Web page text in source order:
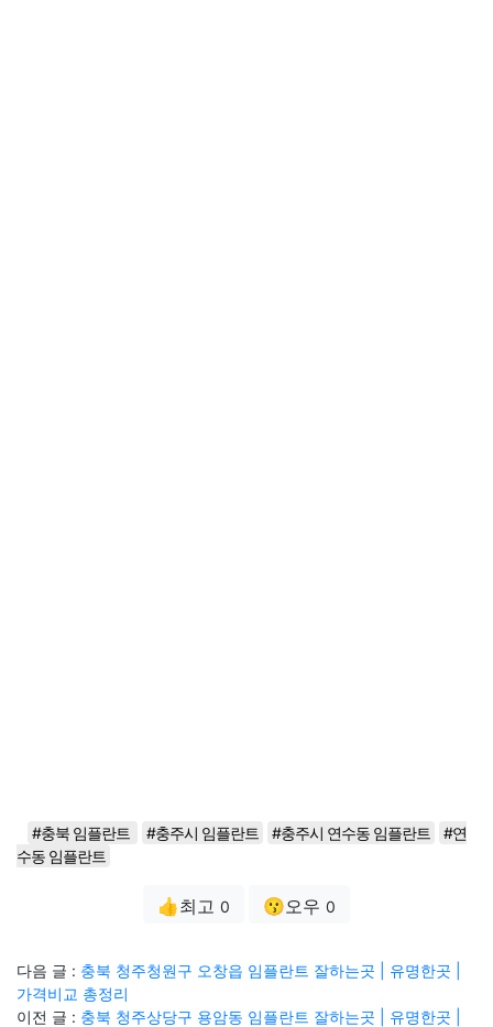
#충북 임플란트 #충주시 임플란트 #충주시 연수동 임플란트
#연
수동 임플란트
👍최고 0 😗오우 0
다음 글 : 충북 청주청원구 오창읍 임플란트 잘하는곳 | 유명한곳 |
가격비교 총정리
이전 글 : 충북 청주상당구 용암동 임플란트 잘하는곳 | 유명한곳 |